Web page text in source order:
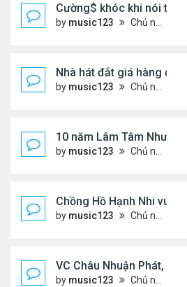
Cường$ khóc khi nói thật
by music123 Chủ nhật Tháng 8 02, 2026 6:28 pm
Nhà hát đắt giá hàng đầu
by music123 Chủ nhật Tháng 8 02, 2026 6:20 pm
10 năm Lâm Tâm Như -
by music123 Chủ nhật Tháng 8 02, 2026 6:11 pm
Chồng Hồ Hạnh Nhi vui
by music123 Chủ nhật Tháng 8 02, 2026 6:05 pm
VC Châu Nhuận Phát,
by music123 Chủ nhật Tháng 8 02, 2026 6:00 pm